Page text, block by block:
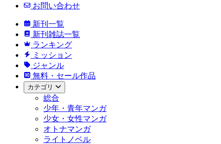
お問い合わせ
新刊一覧
新刊雑誌一覧
ランキング
ミッション
ジャンル
無料・セール作品
カテゴリ
総合
少年・青年マンガ
少女・女性マンガ
オトナマンガ
ライトノベル